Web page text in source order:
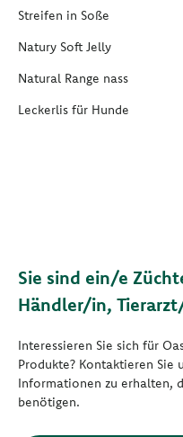
Streifen in Soße
Natury Soft Jelly
Natural Range nass
Leckerlis für Hunde
Sie sind ein/e
Händler/in,
Interessieren Sie sich für
Produkte? Kontaktieren Sie
Informationen zu erhalten,
benötigen.